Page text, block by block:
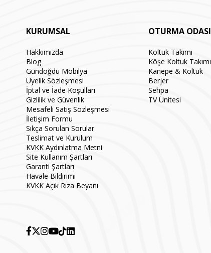
KURUMSAL
Hakkımızda
Blog
Gündoğdu Mobilya
Üyelik Sözleşmesi
İptal ve İade Koşulları
Gizlilik ve Güvenlik
Mesafeli Satış Sözleşmesi
İletişim Formu
Sıkça Sorulan Sorular
Teslimat ve Kurulum
KVKK Aydınlatma Metni
Site Kullanım Şartları
Garanti Şartları
Havale Bildirimi
KVKK Açık Rıza Beyanı
OTURMA ODASI
Koltuk Takımı
Köşe Koltuk Takımı
Kanepe & Koltuk
Berjer
Sehpa
TV Ünitesi